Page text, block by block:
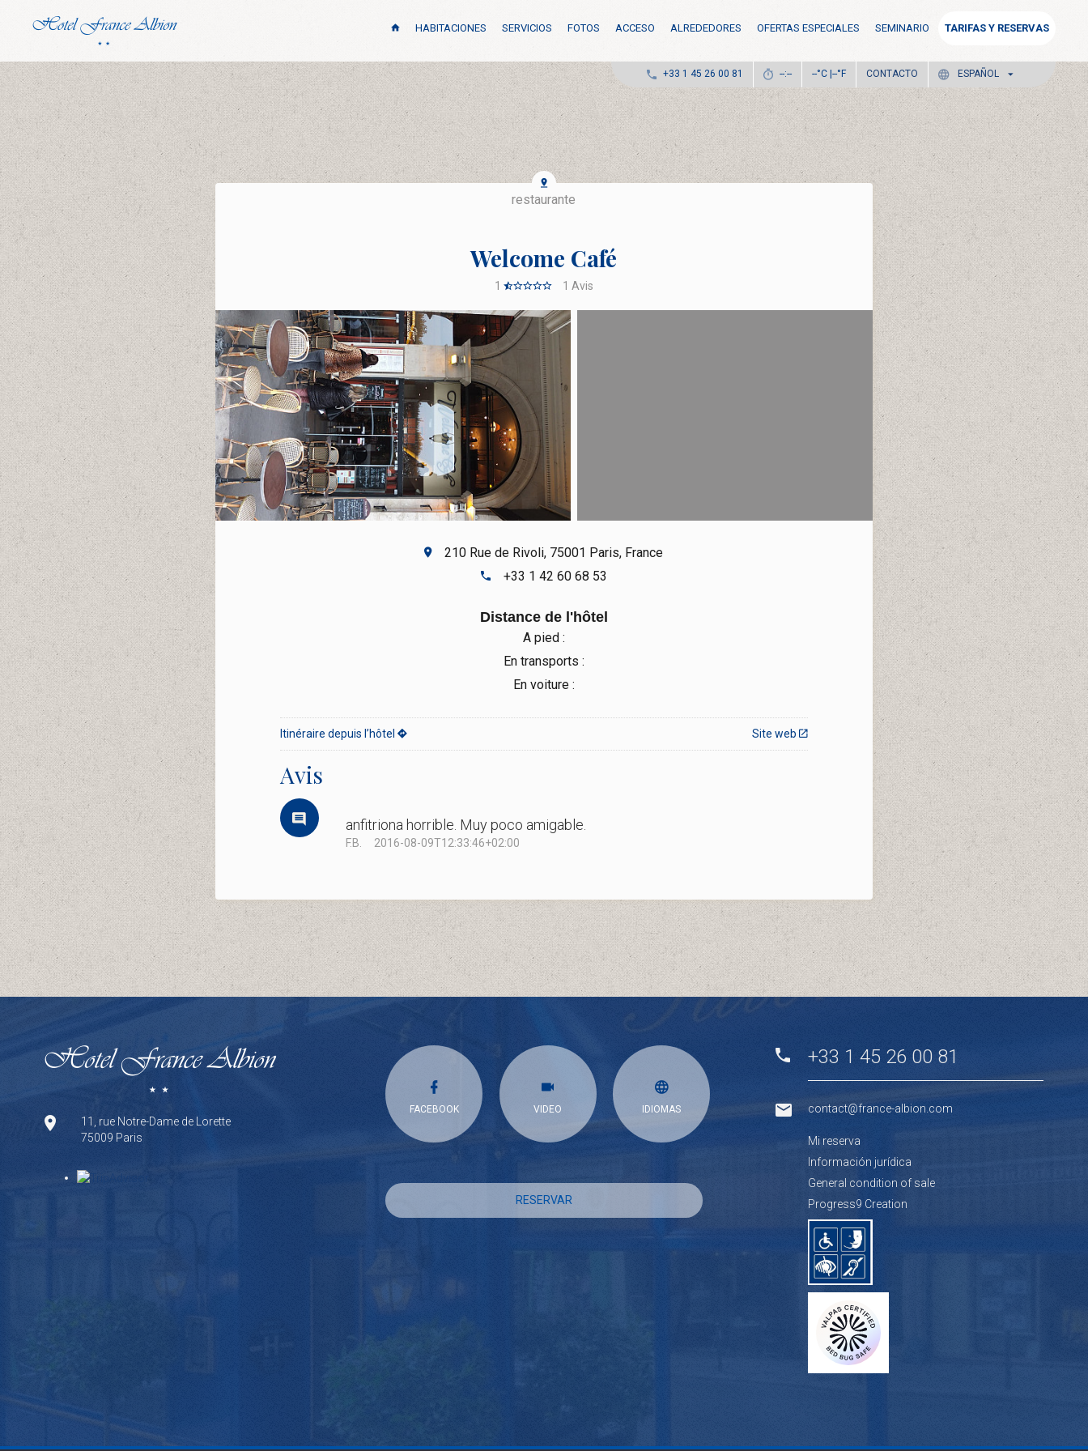
HABITACIONES SERVICIOS FOTOS ACCESO ALREDEDORES OFERTAS ESPECIALES SEMINARIO TARIFAS Y RESERVAS
+33 1 45 26 00 81 --:-- --°C | --°F CONTACTO ESPAÑOL
restaurante
Welcome Café
1 1 Avis
210 Rue de Rivoli, 75001 Paris, France
+33 1 42 60 68 53
Distance de l'hôtel
A pied :
En transports :
En voiture :
Site web
Itinéraire depuis l’hôtel
Avis
anfitriona horrible. Muy poco amigable.
F.B. 2016-08-09T12:33:46+02:00
11, rue Notre-Dame de Lorette
75009 Paris
FACEBOOK VIDEO IDIOMAS
RESERVAR
+33 1 45 26 00 81
contact@france-albion.com
Mi reserva
Información jurídica
General condition of sale
Progress9 Creation